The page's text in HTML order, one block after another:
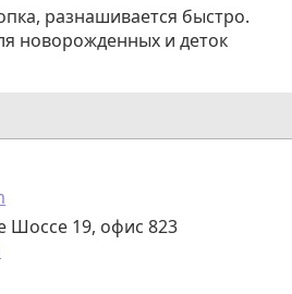
разнашивается быстро.
новорожденных и деток
Шоссе 19, офис 823